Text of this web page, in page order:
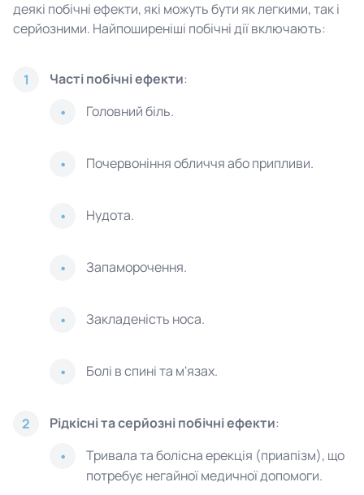
деякі побічні ефекти, які можуть бути як легкими, так і
серйозними. Найпоширеніші побічні дії включають:
1 Часті побічні ефекти:
Головний біль.
Почервоніння обличчя або припливи.
Нудота.
Запаморочення.
Закладеність носа.
Болі в спині та м'язах.
2 Рідкісні та серйозні побічні ефекти:
Тривала та болісна ерекція (приапізм), що
потребує негайної медичної допомоги.